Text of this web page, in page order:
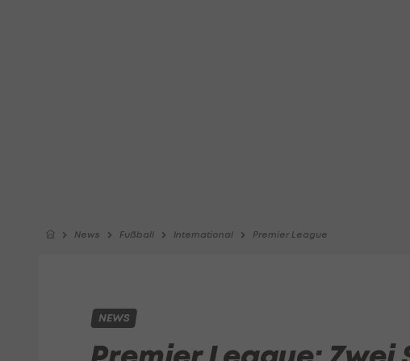
News Fußball International Premier League
NEWS